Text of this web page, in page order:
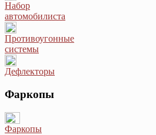
Набор
автомобилиста
Противоугонные
системы
Дефлекторы
Фаркопы
Фаркопы